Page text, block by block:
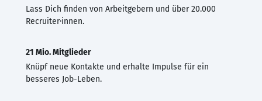
Lass Dich finden von Arbeitgebern und über 20.000
Recruiter·innen.
21 Mio. Mitglieder
Knüpf neue Kontakte und erhalte Impulse für ein
besseres Job-Leben.